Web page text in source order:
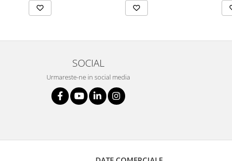
SOCIAL
Urmareste-ne in social media